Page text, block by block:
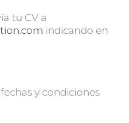
tu CV a
indicando en
y condiciones